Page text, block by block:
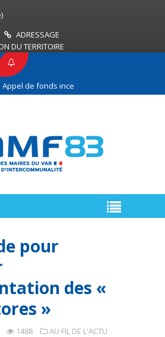
ADRESSAGE
DU TERRITOIRE
de fonds incendies de forêt
pour
des «
»
1488 AU FIL DE L'ACTU